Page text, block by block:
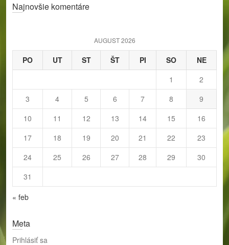
rNajnovšie komentáre
AUGUST 2026
PO UT ST ŠT PI SO
NE
1
2
3
4 5 6 7 8
9
10
11 12 13 14 15
16
17
18 19 20 21 22
23
24
25 26 27 28 29
30
31
« feb
Meta
Prihlásiť sa